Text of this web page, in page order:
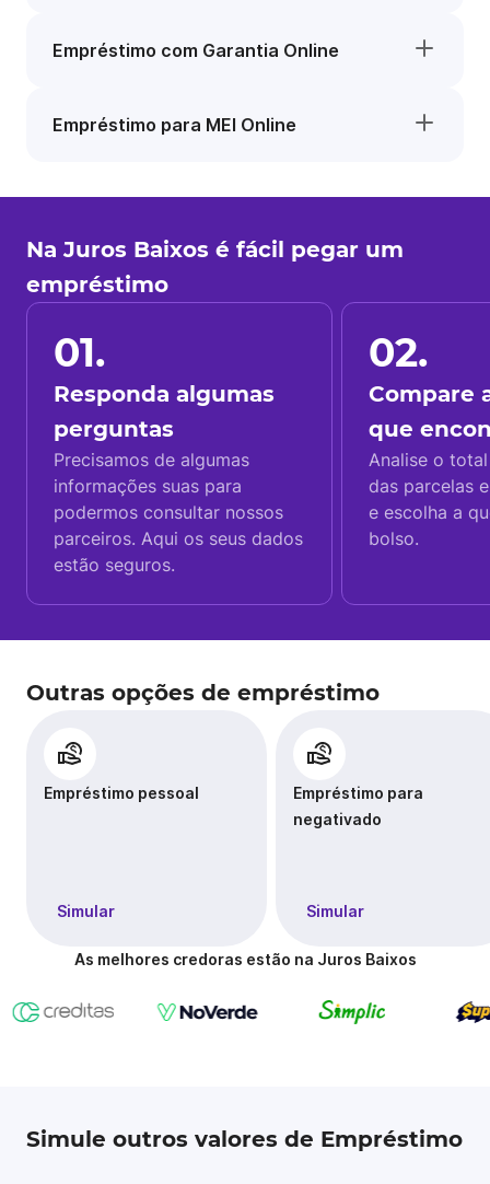
Empréstimo com Garantia Online
Empréstimo para MEI Online
Na Juros Baixos é fácil pegar um
empréstimo
01.
Responda algumas
perguntas
Precisamos de algumas
informações suas para
podermos consultar nossos
parceiros. Aqui os seus dados
estão seguros.
02.
Compare
que
Analise o
das parcelas
e escolha a
bolso.
Outras opções de empréstimo
Empréstimo pessoal
Simular
Empréstimo para
negativado
Simular
As melhores credoras estão na Juros Baixos
Simule outros valores de Empréstimo